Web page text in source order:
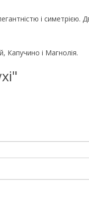
і
Капучино і Магнолія.